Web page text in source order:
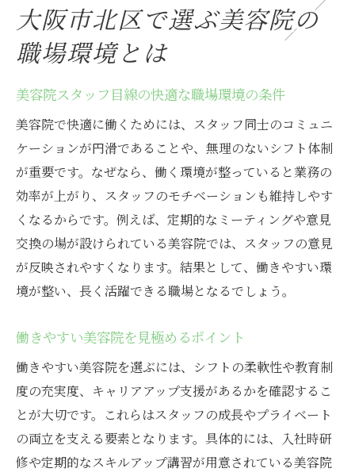
大阪市北区で選ぶ美容院の
職場環境とは
美容院スタッフ目線の快適な職場環境の条件
美容院で快適に働くためには、スタッフ同士のコミュニ
ケーションが円滑であることや、無理のないシフト体制
が重要です。なぜなら、働く環境が整っていると業務の
効率が上がり、スタッフのモチベーションも維持しやす
くなるからです。例えば、定期的なミーティングや意見
交換の場が設けられている美容院では、スタッフの意見
が反映されやすくなります。結果として、働きやすい環
境が整い、長く活躍できる職場となるでしょう。
働きやすい美容院を見極めるポイント
働きやすい美容院を選ぶには、シフトの柔軟性や教育制
度の充実度、キャリアアップ支援があるかを確認するこ
とが大切です。これらはスタッフの成長やプライベート
の両立を支える要素となります。具体的には、入社時研
修や定期的なスキルアップ講習が用意されている美容院